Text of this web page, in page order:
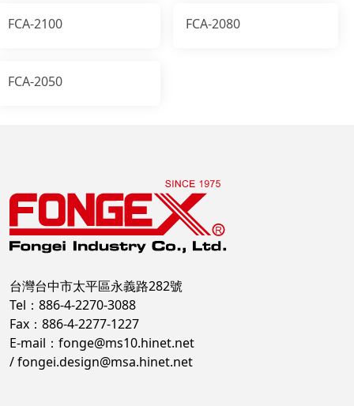
FCA-2100 FCA-2080
FCA-2050
台灣台中市太平區永義路282號
Tel：886-4-2270-3088
Fax：886-4-2277-1227
E-mail： fonge@ms10.hinet.net
/fongei.design@msa.hinet.net